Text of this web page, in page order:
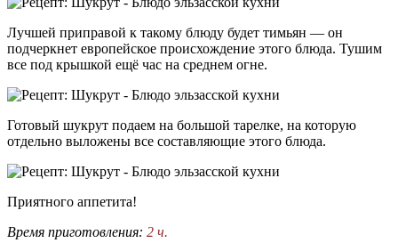
Лучшей приправой к такому блюду будет тимьян — он
подчеркнет европейское происхождение этого блюда. Тушим
все под крышкой ещё час на среднем огне.
Готовый шукрут подаем на большой тарелке, на которую
отдельно выложены все составляющие этого блюда.
Приятного аппетита!
Время приготовления: 2 ч.